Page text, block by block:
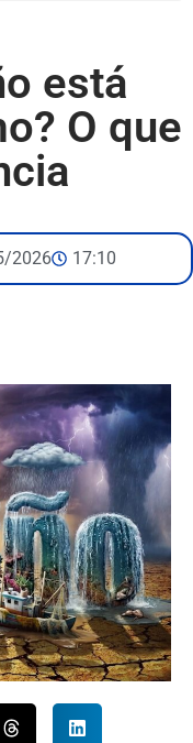
está
O que
2026 17:10